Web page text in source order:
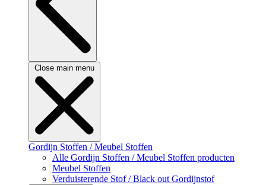
Close main menu
Gordijn Stoffen / Meubel Stoffen
Alle Gordijn Stoffen / Meubel Stoffen producten
Meubel Stoffen
Verduisterende Stof / Black out Gordijnstof